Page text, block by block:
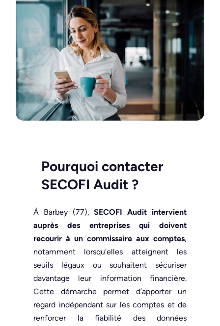
Pourquoi contacter
SECOFI Audit ?
À Barbey (77),SECOFI Audit intervient
auprès des entreprises qui doivent
recourir à un commissaire aux comptes,
notamment lorsqu’elles atteignent les
seuils légaux ou souhaitent sécuriser
davantage leur information financière.
Cette démarche permet d’apporter un
regard indépendant sur les comptes et de
renforcer la fiabilité des données